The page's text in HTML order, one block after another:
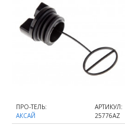
ПРО-ТЕЛЬ:
АКСАЙ
АРТИКУЛ:
25776AZ